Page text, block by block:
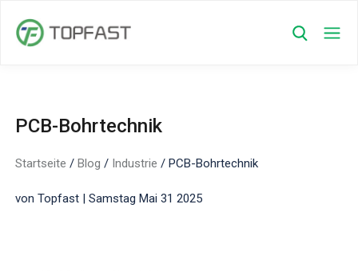
PCB-Bohrtechnik
Startseite /Blog / Industrie /PCB-Bohrtechnik
von Topfast | Samstag Mai 31 2025